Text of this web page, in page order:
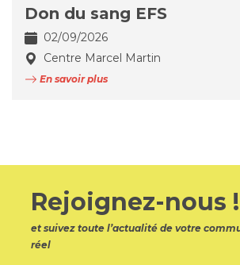
Don du sang EFS
02/09/2026
Centre Marcel Martin
En savoir plus
Rejoignez-nous !
et suivez toute l’actualité de votre
réel